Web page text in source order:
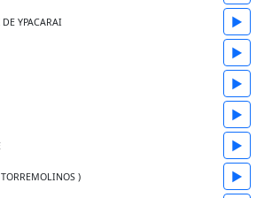
YPACARAI ▶
▶
▶
▶
▶
) ▶